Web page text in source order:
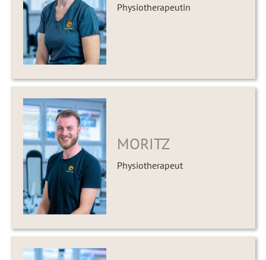
Physiotherapeutin
MORITZ
Physiotherapeut